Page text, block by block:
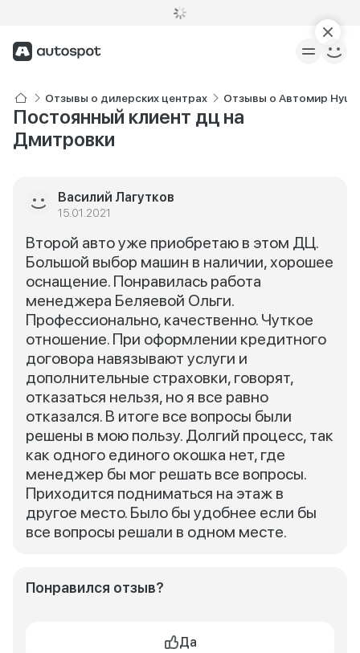
Отзывы о дилерских центрах Отзывы о Автомир
Постоянный клиент дц на
Дмитровки
Василий Лагутков
15.01.2021
Второй авто уже приобретаю в этом ДЦ.
Большой выбор машин в наличии, хорошее
оснащение. Понравилась работа
менеджера Беляевой Ольги.
Профессионально, качественно. Чуткое
отношение. При оформлении кредитного
договора навязывают услуги и
дополнительные страховки, говорят,
отказаться нельзя, но я все равно
отказался. В итоге все вопросы были
решены в мою пользу. Долгий процесс, так
как одного единого окошка нет, где
менеджер бы мог решать все вопросы.
Приходится подниматься на этаж в
другое место. Было бы удобнее если бы
все вопросы решали в одном месте.
Понравился отзыв?
Да